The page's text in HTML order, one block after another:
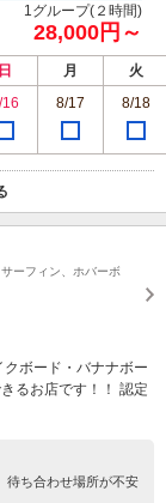
1グループ(２時間)
28,000円～
日 月
火
8/17 8/18
ーフィン、ホバーボ
ボード・バナナボー
るお店です！！ 認定
待ち合わせ場所が不安